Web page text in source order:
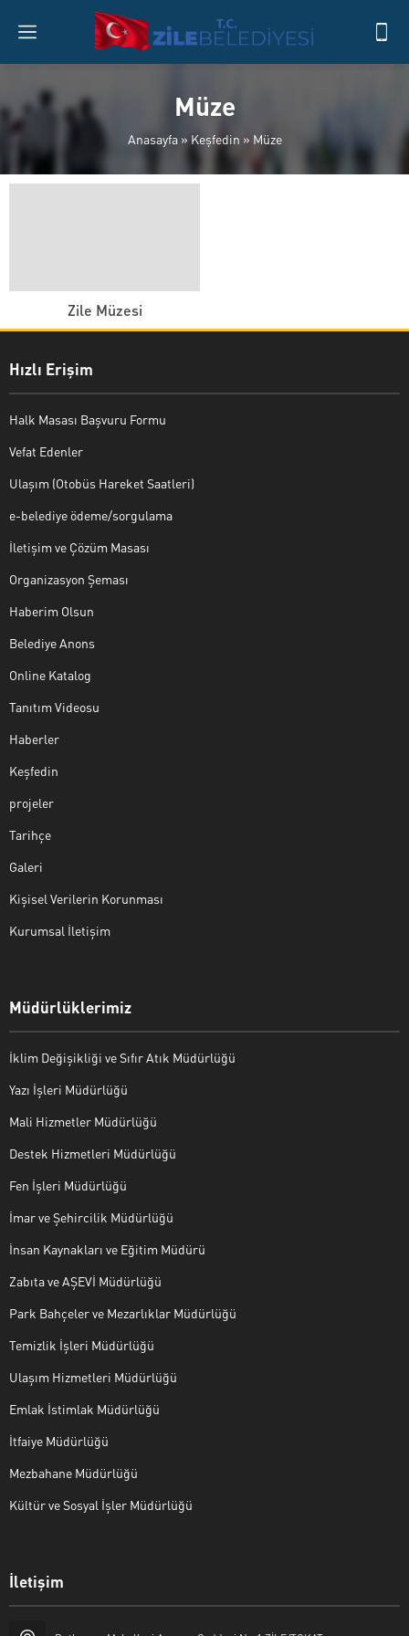
Müze
Anasayfa» Keşfedin » Müze
Zile Müzesi
Hızlı Erişim
Halk Masası Başvuru Formu
Vefat Edenler
Ulaşım (Otobüs Hareket Saatleri)
e-belediye ödeme/sorgulama
İletişim ve Çözüm Masası
Organizasyon Şeması
Haberim Olsun
Belediye Anons
Online Katalog
Tanıtım Videosu
Haberler
Keşfedin
projeler
Tarihçe
Galeri
Kişisel Verilerin Korunması
Kurumsal İletişim
Müdürlüklerimiz
İklim Değişikliği ve Sıfır Atık Müdürlüğü
Yazı İşleri Müdürlüğü
Mali Hizmetler Müdürlüğü
Destek Hizmetleri Müdürlüğü
Fen İşleri Müdürlüğü
İmar ve Şehircilik Müdürlüğü
İnsan Kaynakları ve Eğitim Müdürü
Zabıta ve AŞEVİ Müdürlüğü
Park Bahçeler ve Mezarlıklar Müdürlüğü
Temizlik İşleri Müdürlüğü
Ulaşım Hizmetleri Müdürlüğü
Emlak İstimlak Müdürlüğü
İtfaiye Müdürlüğü
Mezbahane Müdürlüğü
Kültür ve Sosyal İşler Müdürlüğü
İletişim